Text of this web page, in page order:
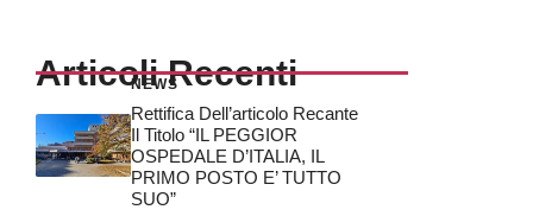
Articoli Recenti
NEWS
Rettifica Dell’articolo Recante
Il Titolo “IL PEGGIOR
OSPEDALE D’ITALIA, IL
PRIMO POSTO E’ TUTTO
SUO”